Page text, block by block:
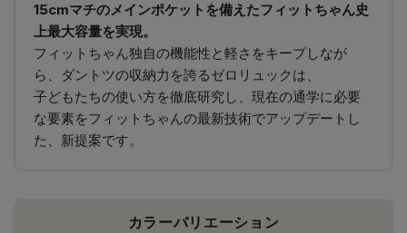
15cmマチのメインポケットを備えたフィットちゃん史
上最大容量を実現。
フィットちゃん独自の機能性と軽さをキープしなが
ら、ダントツの収納力を誇るゼロリュックは、
子どもたちの使い方を徹底研究し、現在の通学に必要
な要素をフィットちゃんの最新技術でアップデートし
た、新提案です。
カラーバリエーション